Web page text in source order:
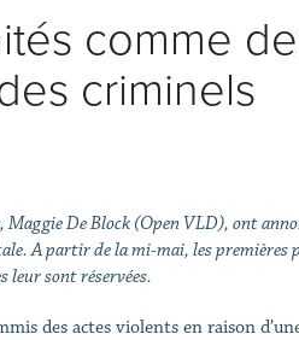
comme
criminels
De Block (Open VLD), ont
A partir de la mi-mai, les premières
leur sont réservées.
des actes violents en raison